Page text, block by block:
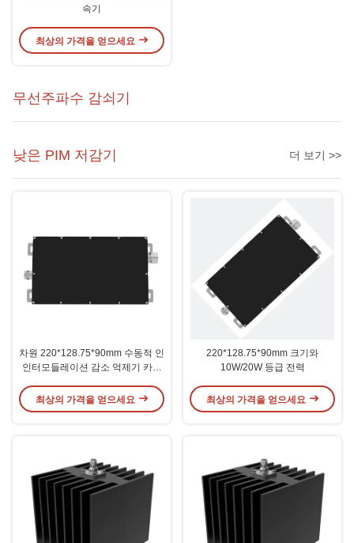
속기
최상의 가격을 얻으세요
무선주파수 감쇠기
낮은 PIM 저감기 더 보기 >>
차원 220*128.75*90mm 수동적 인
인터모들레이션 감소 억제기 카튼
최상의 가격을 얻으세요
220*128.75*90mm 크기와
10W/20W 등급 전력
최상의 가격을 얻으세요